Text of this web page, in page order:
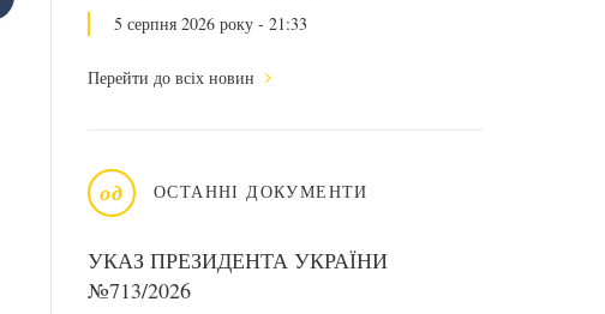
5 серпня 2026 року - 21:33
Перейти до всіх новин
од ОСТАННІ ДОКУМЕНТИ
УКАЗ ПРЕЗИДЕНТА УКРАЇНИ
№713/2026